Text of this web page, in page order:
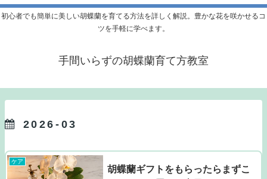
初心者でも簡単に美しい胡蝶蘭を育てる方法を詳しく解説。豊かな花を咲かせるコ
ツを手軽に学べます。
手間いらずの胡蝶蘭育て方教室
2026-03
ケア
胡蝶蘭ギフトをもらったらまずこ